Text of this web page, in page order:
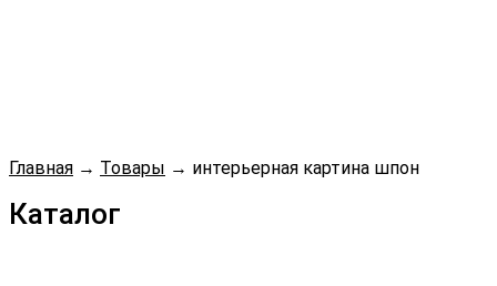
Главная → Товары → интерьерная картина шпон
Каталог